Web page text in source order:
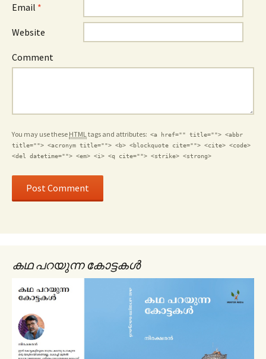
Email *
Website
Comment
You may use these HTML tags and attributes: <a href="" title=""> <abbr
title=""> <acronym title=""> <b> <blockquote cite=""> <cite> <code>
<del datetime=""> <em> <i> <q cite=""> <strike> <strong>
കഥ പറയുന്ന കോട്ടകൾ